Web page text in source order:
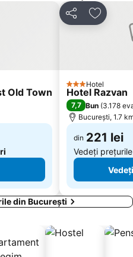
Băneasa Shopping City
Spitalul Colțea
Dorobanţi
Catedrala Patriarhală din Bucureşti
Old Town
Distribuiți
3 SteleHotel
Hotel Razvan
7,7 Bun (3.178
București, 1.7
din 221 lei
Vedeți
din București